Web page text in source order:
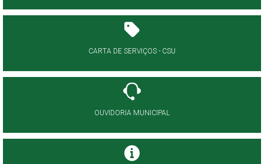
CARTA DE SERVIÇOS - CSU
OUVIDORIA MUNICIPAL